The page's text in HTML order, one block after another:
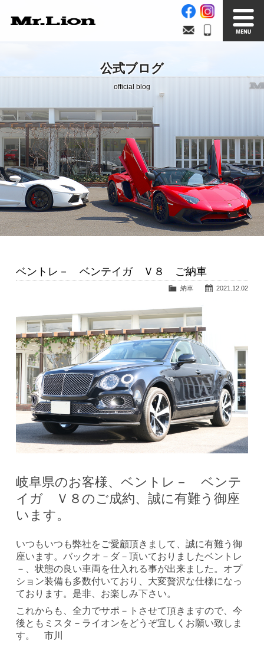
在庫車情報 買取無料査定
Factory
自社工場 サービス案内
Official Blog
公式ブログ
Company info.
会社案内
公式ブログ
official blog
ベントレ－ ベンテイガ Ｖ８ ご納車
2021.12.02
納車
岐阜県のお客様、ベントレ－ ベンテ
イガ Ｖ８のご成約、誠に有難う御座
います。
いつもいつも弊社をご愛顧頂きまして、誠に有難う御
座います。バックオ－ダ－頂いておりましたベントレ
－、状態の良い車両を仕入れる事が出来ました。オプ
ション装備も多数付いており、大変贅沢な仕様になっ
ております。是非、お楽しみ下さい。
これからも、全力でサポ－トさせて頂きますので、今
後ともミスタ－ライオンをどうぞ宜しくお願い致しま
す。 市川